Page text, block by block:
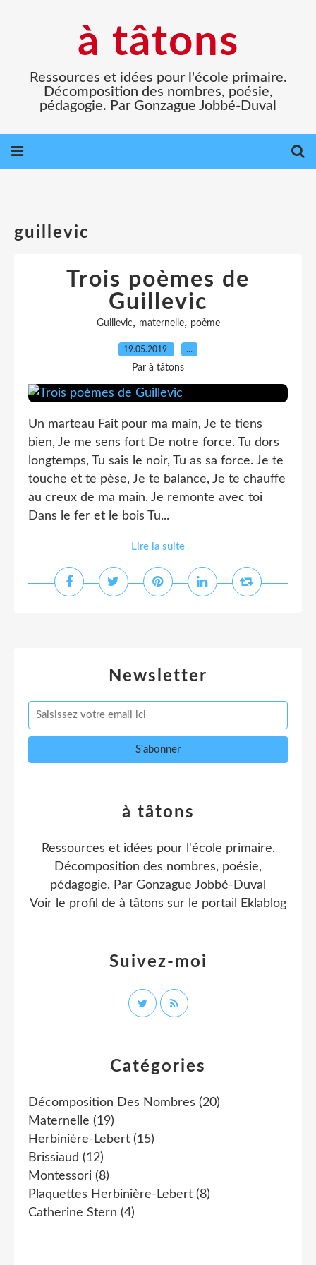
à tâtons
Ressources et idées pour l'école primaire.
Décomposition des nombres, poésie,
pédagogie. Par Gonzague Jobbé-Duval
guillevic
Trois poèmes de
Guillevic
Guillevic, maternelle, poème
19.05.2019 …
Par à tâtons
Un marteau Fait pour ma main, Je te tiens
bien, Je me sens fort De notre force. Tu dors
longtemps, Tu sais le noir, Tu as sa force. Je te
touche et te pèse, Je te balance, Je te chauffe
au creux de ma main. Je remonte avec toi
Dans le fer et le bois Tu...
Lire la suite
Newsletter
Catégories
Décomposition Des Nombres (20)
Maternelle (19)
Herbinière-Lebert (15)
Brissiaud (12)
Montessori (8)
Plaquettes Herbinière-Lebert (8)
Catherine Stern (4)
à tâtons
Ressources et idées pour l'école primaire.
Décomposition des nombres, poésie,
pédagogie. Par Gonzague Jobbé-Duval
Voir le profil de à tâtons sur le portail Eklablog
Suivez-moi